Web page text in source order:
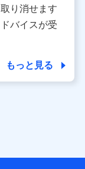
当社又は株式
契約状態・ご利
報、アプリケ
たサービスや
関連サービスに
り消せます
バイスが受
もっと見る